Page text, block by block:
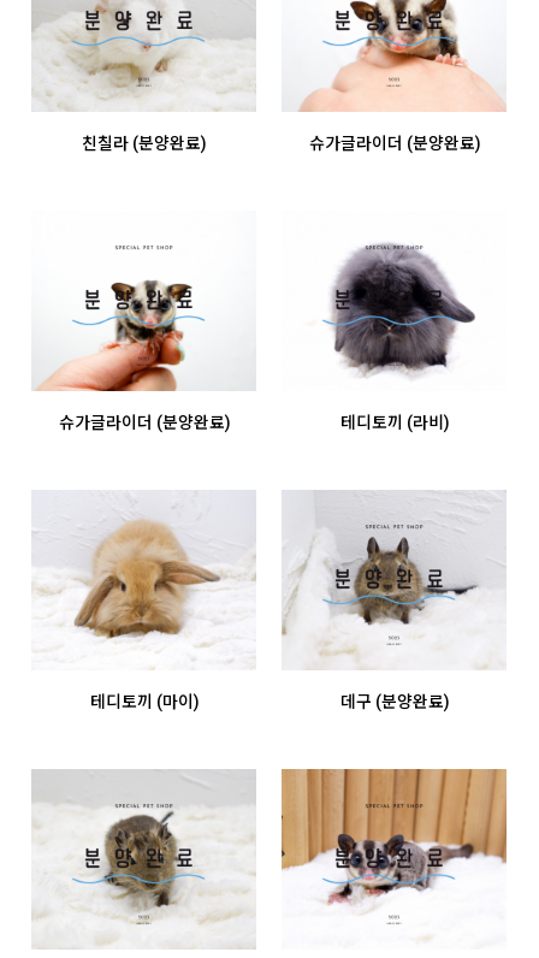
친칠라 (분양완료) 슈가글라이더 (분양완료)
슈가글라이더 (분양완료) 테디토끼 (라비)
테디토끼 (마이) 데구 (분양완료)